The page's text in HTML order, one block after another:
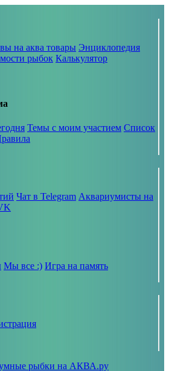
на аква товары Энциклопедия
рыбок Калькулятор
Темы с моим участием Список
Чат в Telegram Аквариумисты на
Мы все :) Игра на память